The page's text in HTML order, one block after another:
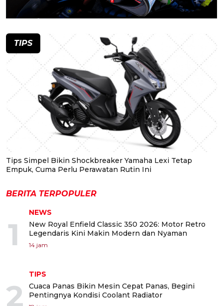
TIPS
Tips Simpel Bikin Shockbreaker Yamaha Lexi Tetap
Empuk, Cuma Perlu Perawatan Rutin Ini
BERITA TERPOPULER
1
NEWS
New Royal Enfield Classic 350 2026: Motor Retro
Legendaris Kini Makin Modern dan Nyaman
14 jam
2
TIPS
Cuaca Panas Bikin Mesin Cepat Panas, Begini
Pentingnya Kondisi Coolant Radiator